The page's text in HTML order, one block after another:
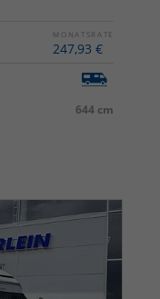
MONATSRATE
247,93 €
644 cm